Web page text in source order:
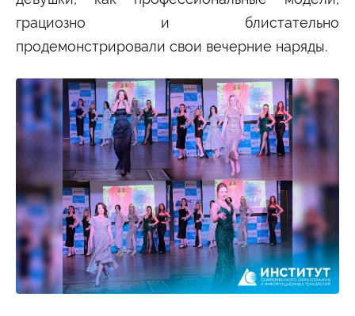
грациозно и блистательно
продемонстрировали свои вечерние наряды.